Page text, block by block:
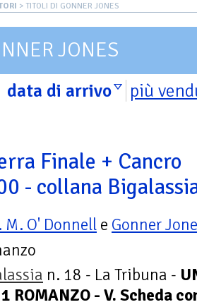
> TITOLI DI GONNER JONES
JONES
data di arrivo più
Finale + Cancro
- collana
M. O' Donnell e Gonner
n. 18 - La Tribuna -
ROMANZO - V. Scheda